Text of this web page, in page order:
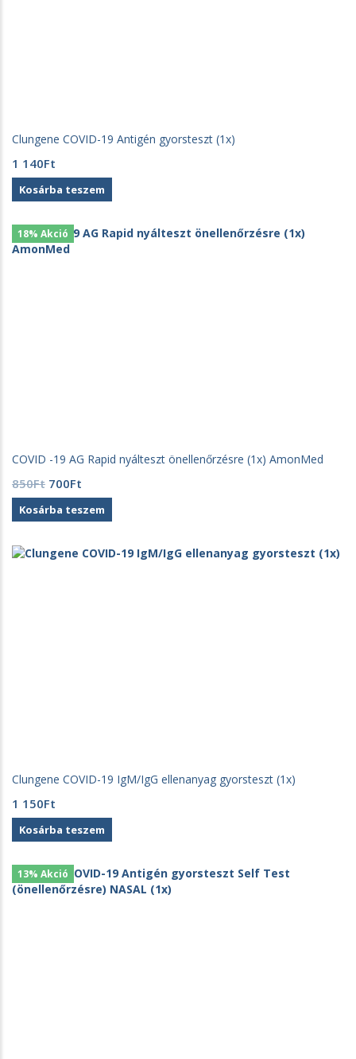
Clungene COVID-19 Antigén gyorsteszt (1x)
1 140Ft
Kosárba teszem
18% Akció
COVID -19 AG Rapid nyálteszt önellenőrzésre (1x) AmonMed
850Ft Original
price
was:
700Ft
price
is:
Kosárba teszem
Clungene COVID-19 IgM/IgG ellenanyag gyorsteszt (1x)
1 150Ft
Kosárba teszem
13% Akció